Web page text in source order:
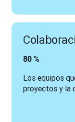
80 %
Los equipos
proyectos y la